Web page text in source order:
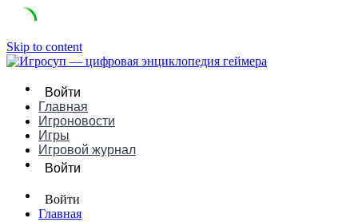
Skip to content
Войти
Главная
Игроновости
Игры
Игровой журнал
Войти
Войти
Главная